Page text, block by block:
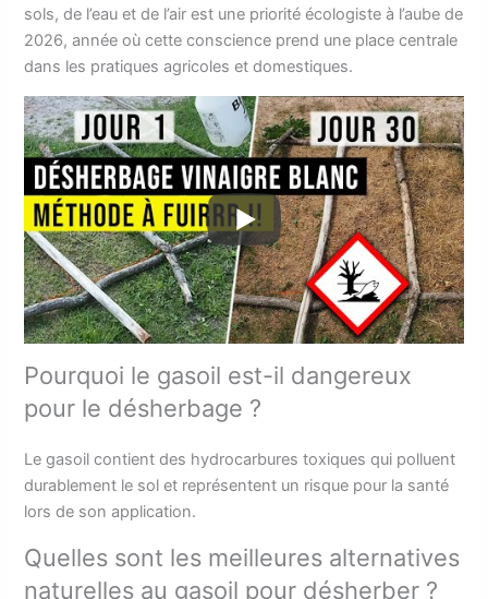
sols, de l’eau et de l’air est une priorité écologiste à l’aube de
2026, année où cette conscience prend une place centrale
dans les pratiques agricoles et domestiques.
Pourquoi le gasoil est-il dangereux
pour le désherbage ?
Le gasoil contient des hydrocarbures toxiques qui polluent
durablement le sol et représentent un risque pour la santé
lors de son application.
Quelles sont les meilleures alternatives
naturelles au gasoil pour désherber ?